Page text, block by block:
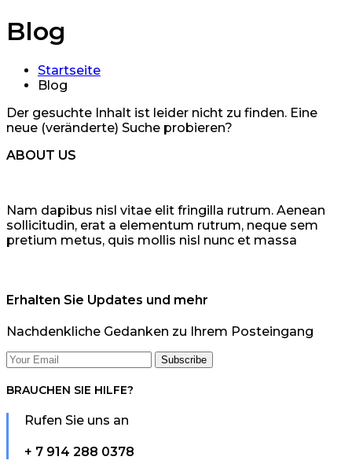
Blog
Startseite
Blog
Der gesuchte Inhalt ist leider nicht zu finden. Eine
neue (veränderte) Suche probieren?
ABOUT US
Nam dapibus nisl vitae elit fringilla rutrum. Aenean
sollicitudin, erat a elementum rutrum, neque sem
pretium metus, quis mollis nisl nunc et massa
Erhalten Sie Updates und mehr
Nachdenkliche Gedanken zu Ihrem Posteingang
BRAUCHEN SIE HILFE?
Rufen Sie uns an
+ 7 914 288 0378